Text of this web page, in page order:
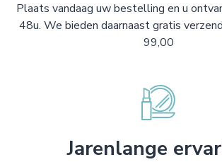
Plaats vandaag uw bestelling en u
48u. We bieden daarnaast gratis
99,00
Jarenlange